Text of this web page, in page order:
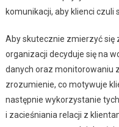
komunikacji, aby klienci czuli
Aby skutecznie zmierzyć się
organizacji decyduje się na
danych oraz monitorowaniu
zrozumienie, co motywuje
następnie wykorzystanie
i zacieśniania relacji z